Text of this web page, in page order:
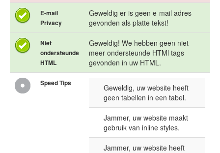
E-mail
Privacy
Geweldig er is geen e-mail adres
gevonden als platte tekst!
Niet
ondersteunde
HTML
Geweldig! We hebben geen niet
meer ondersteunde HTMl tags
gevonden in uw HTML.
Speed Tips
Geweldig, uw website heeft
geen tabellen in een tabel.
Jammer, uw website maakt
gebruik van inline styles.
Jammer, uw website heeft